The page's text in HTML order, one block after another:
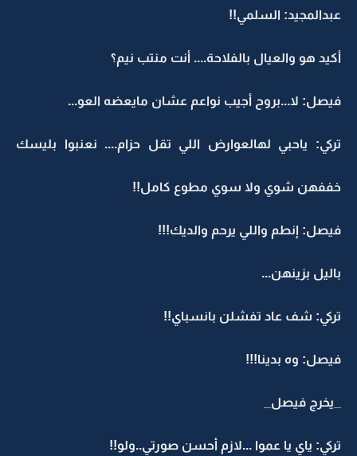
عبدالمجيد: السلمي!!
أكيد هو والعيال بالفلاحة.... أنت منتب نيم؟
فيصل: لا...بروح أجيب نواعم عشان مايعضه العو...
تركي: ياحبي لهالعوارض اللي تقل حزام.... نعنبوا بليسك
خففهن شوي ولا سوي مطوع كامل!!
فيصل: إنطم واللي يرحم والديك!!!
باليل بزينهن...
تركي: شف عاد تفشلن بانسباي!!
فيصل: وه بدينا!!!
_يخرج فيصل_
تركي: ياي يا عموا ...لازم أحسن صورتي..ولو!!